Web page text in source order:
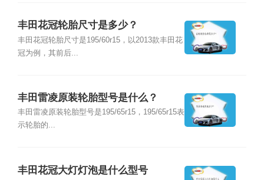
丰田花冠轮胎尺寸是多少？
丰田花冠轮胎尺寸是195/60r15，以2013款丰田花
冠为例，其前后...
丰田雷凌原装轮胎型号是什么？
丰田雷凌原装轮胎型号是195/65r15，195/65r15表
示轮胎的...
丰田花冠大灯灯泡是什么型号